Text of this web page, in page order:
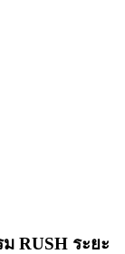
RUSH ระยะ